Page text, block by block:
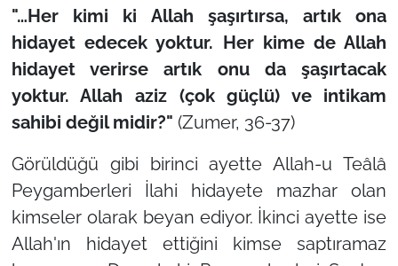
"…Her kimi ki Allah şaşırtırsa, artık ona
hidayet edecek yoktur. Her kime de Allah
hidayet verirse artık onu da şaşırtacak
yoktur. Allah aziz (çok güçlü) ve intikam
sahibi değil midir?" (Zumer, 36-37)
Görüldüğü gibi birinci ayette Allah-u Teâlâ
Peygamberleri İlahi hidayete mazhar olan
kimseler olarak beyan ediyor. İkinci ayette ise
Allah'ın hidayet ettiğini kimse saptıramaz